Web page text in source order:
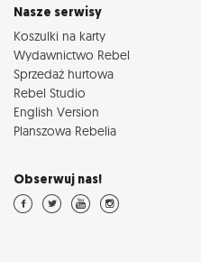
Nasze serwisy
Koszulki na karty
Wydawnictwo Rebel
Sprzedaż hurtowa
Rebel Studio
English Version
Planszowa Rebelia
Obserwuj nas!